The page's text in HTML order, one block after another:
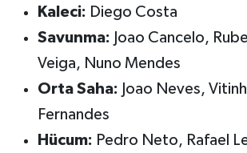
Kaleci: Diego Costa
Savunma: Joao Cancelo,
Veiga, Nuno Mendes
Orta Saha: Joao Neves,
Fernandes
Hücum: Pedro Neto, Rafael